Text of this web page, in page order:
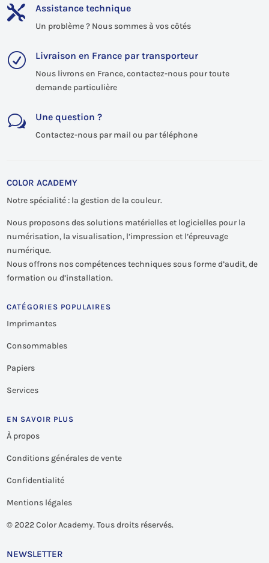
 Assistance technique
Un problème ? Nous sommes à vos côtés
R Livraison en France par transporteur
Nous livrons en France, contactez-nous pour toute
demande particulière
w Une question ?
Contactez-nous par mail ou par téléphone
COLOR ACADEMY
Notre spécialité : la gestion de la couleur.
Nous proposons des solutions matérielles et logicielles pour la
numérisation, la visualisation, l’impression et l’épreuvage
numérique.
Nous offrons nos compétences techniques sous forme d’audit, de
formation ou d’installation.
CATÉGORIES POPULAIRES
Imprimantes
Consommables
Papiers
Services
EN SAVOIR PLUS
À propos
Conditions générales de vente
Confidentialité
Mentions légales
© 2022 Color Academy. Tous droits réservés.
NEWSLETTER